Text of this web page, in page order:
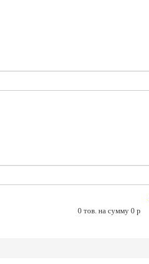
0 тов. на сумму 0 p